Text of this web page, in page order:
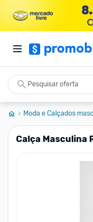
Moda e Calçados
Calça Masculina